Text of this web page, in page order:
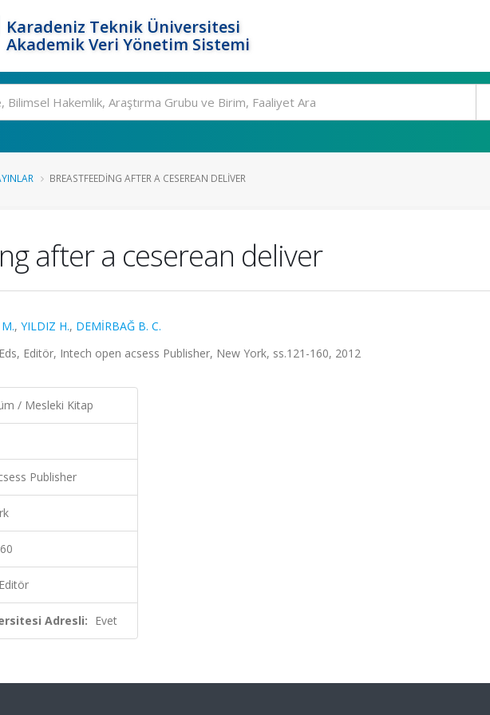
Karadeniz Teknik Üniversitesi
Akademik Veri Yönetim Sistemi
BREASTFEEDING AFTER A CESEREAN DELIVER
after a ceserean deliver
, YILDIZ H., DEMİRBAĞ B. C.
Editör, Intech open acsess Publisher, New York, ss.121-160, 2012
/ Mesleki Kitap
Publisher
Adresli: Evet